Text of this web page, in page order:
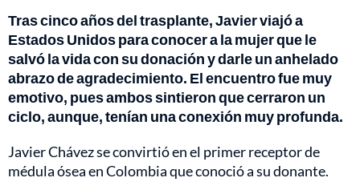
Tras cinco años del trasplante, Javier viajó a
Estados Unidos para conocer a la mujer que le
salvó la vida con su donación y darle un anhelado
abrazo de agradecimiento. El encuentro fue muy
emotivo, pues ambos sintieron que cerraron un
ciclo, aunque, tenían una conexión muy profunda.
Javier Chávez se convirtió en el primer receptor de
médula ósea en Colombia que conoció a su donante.